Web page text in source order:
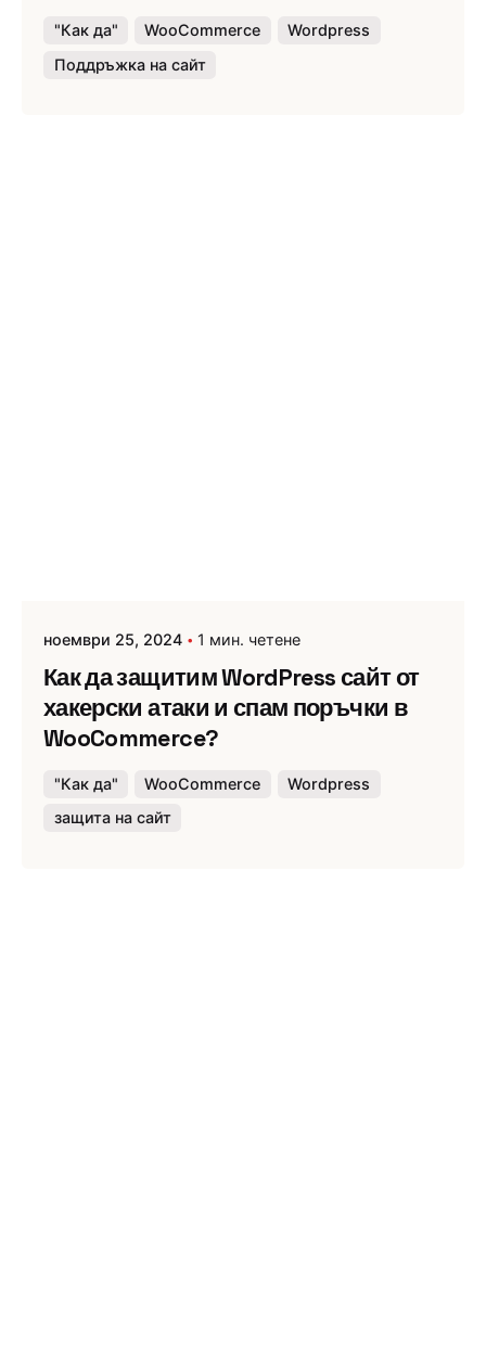
"Как да" WooCommerce
Wordpress
Поддръжка на сайт
ноември 25, 2024 1 мин. четене
Как да защитим WordPress сайт от
хакерски атаки и спам поръчки в
WooCommerce?
"Как да" WooCommerce
Wordpress
защита на сайт